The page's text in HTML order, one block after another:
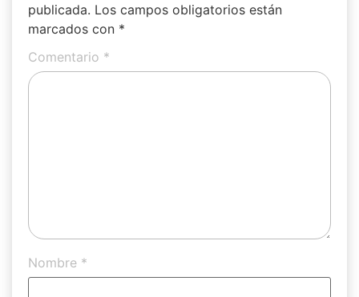
publicada. Los campos obligatorios están
marcados con *
Comentario *
Nombre *